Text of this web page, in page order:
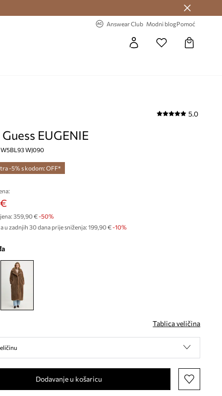
Answear Club Modni blogPomoć
5.0
EUGENIE
W5BL93 WJ090
-5% s kodom: OFF*
359,90 €-50%
u zadnjih 30 dana prije sniženja: 199,90 € -10%
Tablica veličina
Dodavanje u košaricu